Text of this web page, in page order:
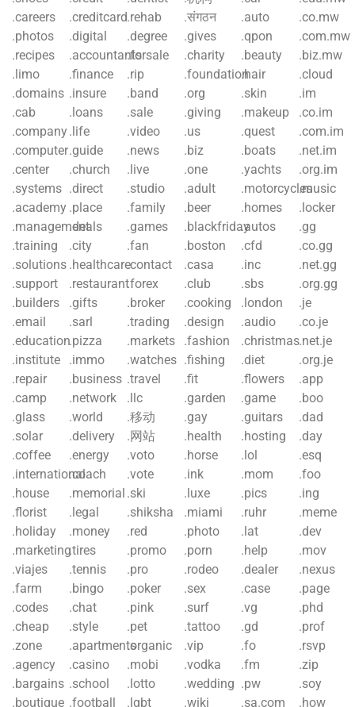
.careers
.photos
.recipes
.limo
.domains
.cab
.company
.computer
.center
.systems
.academy
.management
.training
.solutions
.support
.builders
.email
.education
.institute
.repair
.camp
.glass
.solar
.coffee
.international
.house
.florist
.holiday
.marketing
.viajes
.farm
.codes
.cheap
.zone
.agency
.bargains
.boutique
.creditcard
.digital
.accountants
.finance
.insure
.loans
.life
.guide
.church
.direct
.place
.deals
.city
.healthcare
.restaurant
.gifts
.sarl
.pizza
.immo
.business
.network
.world
.delivery
.energy
.coach
.memorial
.legal
.money
.tires
.tennis
.bingo
.chat
.style
.apartments
.casino
.school
.football
.rehab
.degree
.forsale
.rip
.band
.sale
.video
.news
.live
.studio
.family
.games
.fan
.contact
.forex
.broker
.trading
.markets
.watches
.travel
.llc
.移动
.网站
.voto
.vote
.ski
.shiksha
.red
.promo
.pro
.poker
.pink
.pet
.organic
.mobi
.lotto
.lgbt
.संगठन
.gives
.charity
.foundation
.org
.giving
.us
.biz
.one
.adult
.beer
.blackfriday
.boston
.casa
.club
.cooking
.design
.fashion
.fishing
.fit
.garden
.gay
.health
.horse
.ink
.luxe
.miami
.photo
.porn
.rodeo
.sex
.surf
.tattoo
.vip
.vodka
.wedding
.wiki
.auto
.qpon
.beauty
.hair
.skin
.makeup
.quest
.boats
.yachts
.motorcycles
.homes
.autos
.cfd
.inc
.sbs
.london
.audio
.christmas
.diet
.flowers
.game
.guitars
.hosting
.lol
.mom
.pics
.ruhr
.lat
.help
.dealer
.case
.vg
.gd
.fo
.fm
.pw
.sa.com
.co.mw
.com.mw
.biz.mw
.cloud
.im
.co.im
.com.im
.net.im
.org.im
.music
.locker
.gg
.co.gg
.net.gg
.org.gg
.je
.co.je
.net.je
.org.je
.app
.boo
.dad
.day
.esq
.foo
.ing
.meme
.dev
.mov
.nexus
.page
.phd
.prof
.rsvp
.zip
.soy
.how